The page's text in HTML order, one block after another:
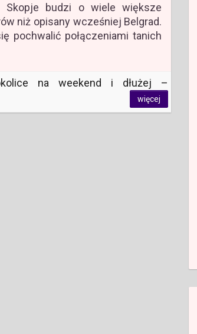
Skopje budzi o wiele większe
niż opisany wcześniej Belgrad.
pochwalić połączeniami tanich
na weekend i dłużej –
więcej